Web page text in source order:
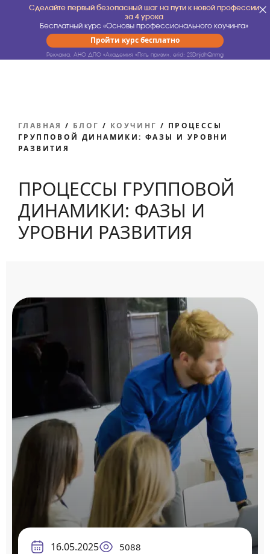
Сделайте первый безопасный шаг на пути к новой профессии
за 4 урока
Бесплатный курс «Основы профессионального коучинга»
Пройти курс бесплатно
Реклама. АНО ДПО «Академия «Пять призм». erid: 2SDnjdhQnmg
ГЛАВНАЯ / БЛОГ / КОУЧИНГ / ПРОЦЕССЫ
ГРУППОВОЙ ДИНАМИКИ: ФАЗЫ И УРОВНИ
РАЗВИТИЯ
ПРОЦЕССЫ ГРУППОВОЙ
ДИНАМИКИ: ФАЗЫ И
УРОВНИ РАЗВИТИЯ
16.05.2025
5088